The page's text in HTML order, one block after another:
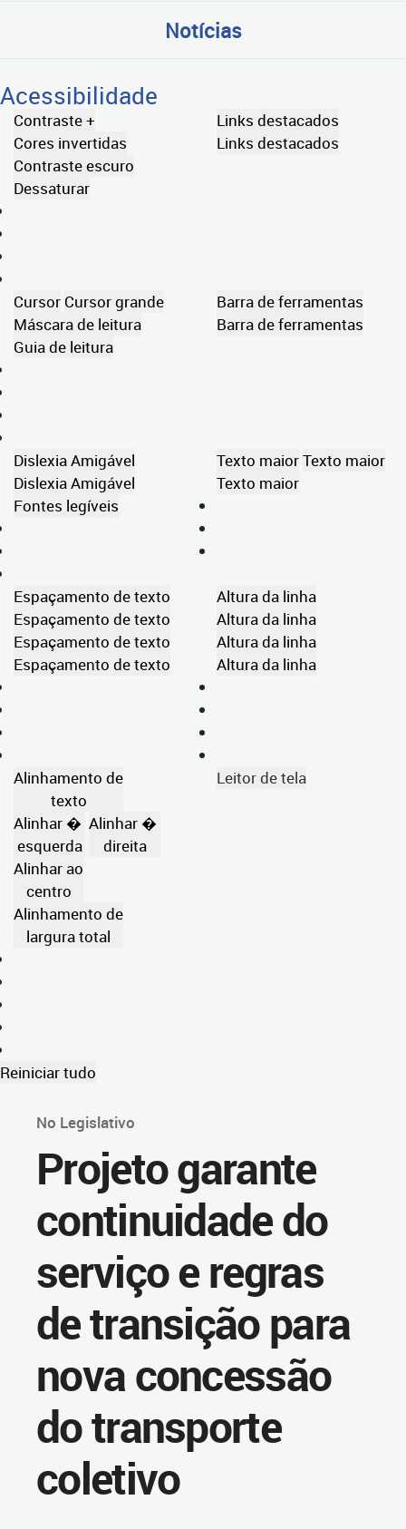
Notícias
Acessibilidade
Contraste +
Cores invertidas
Contraste escuro
Dessaturar
Links destacados
Links destacados
Cursor Cursor grande
Máscara de leitura
Guia de leitura
Barra de ferramentas
Barra de ferramentas
Dislexia Amigável
Dislexia Amigável
Fontes legíveis
Texto maiorTexto maior
Texto maior
Espaçamento de texto
Espaçamento de texto
Espaçamento de texto
Espaçamento de texto
Altura da linha
Altura da linha
Altura da linha
Altura da linha
Alinhamento de
texto
Alinhar �
esquerda
Alinhar �
direita
Alinhar ao
centro
Alinhamento de
largura total
Leitor de tela
Reiniciar tudo
No Legislativo
Projeto garante
continuidade do
serviço e regras
de transição para
nova concessão
do transporte
coletivo